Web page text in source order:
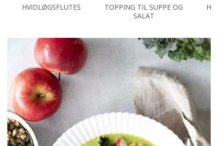
HVIDLØGSFLUTES
TOPPING TIL SUPPE OG
SALAT